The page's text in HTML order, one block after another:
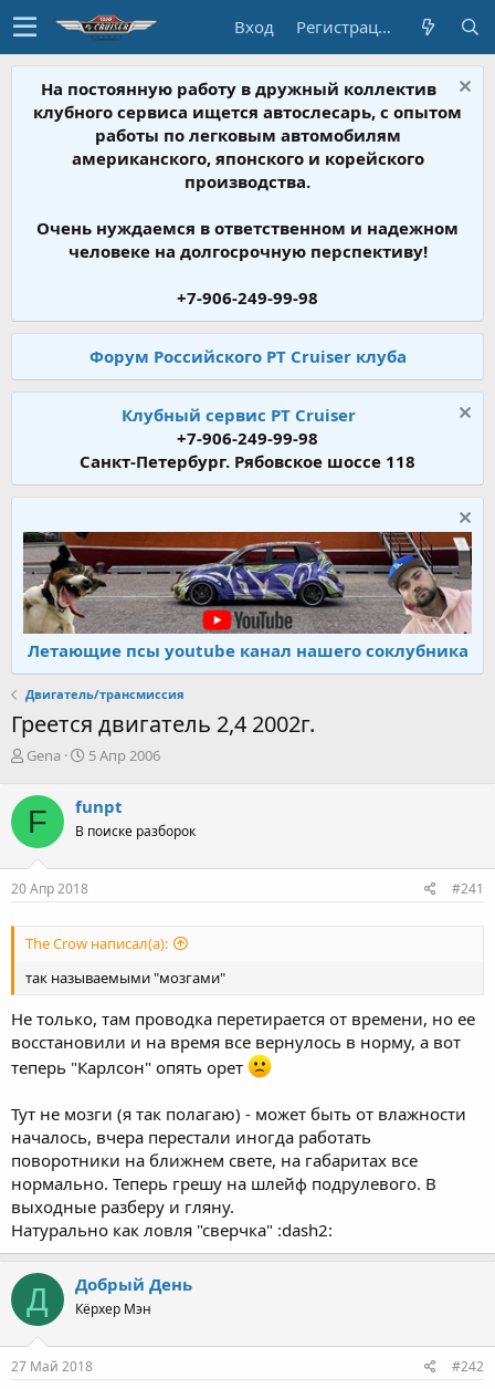
Вход Регистрация
На постоянную работу в дружный коллектив
клубного сервиса ищется автослесарь, с опытом
работы по легковым автомобилям
американского, японского и корейского
производства.
Очень нуждаемся в ответственном и надежном
человеке на долгосрочную перспективу!
+7-906-249-99-98
Форум Российского PT Cruiser клуба
Клубный сервис PT Cruiser
+7-906-249-99-98
Санкт-Петербург. Рябовское шоссе 118
Летающие псы youtube канал нашего соклубника
Двигатель/трансмиссия
Греется двигатель 2,4 2002г.
А
т
о
р
т
е
м
Gena
Д
а
н
ч
а
5 Апр 2006
F funpt
В поиске разборок
20 Апр 2018 #241
The Crow написал(а):
так называемыми "мозгами"
Не только, там проводка перетирается от времени, но ее
восстановили и на время все вернулось в норму, а вот
теперь "Карлсон" опять орет
Тут не мозги (я так полагаю) - может быть от влажности
началось, вчера перестали иногда работать
поворотники на ближнем свете, на габаритах все
нормально. Теперь грешу на шлейф подрулевого. В
выходные разберу и гляну.
Натурально как ловля "сверчка" :dash2:
Д Добрый День
Кёрхер Мэн
27 Май 2018 #242